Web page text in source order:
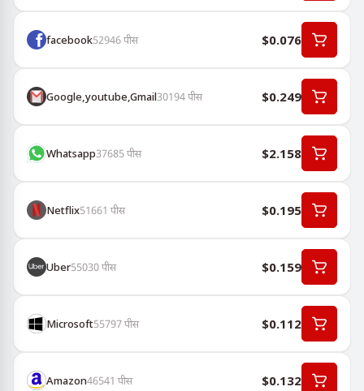
facebook52946पीस $0.076
Google,youtube,Gmail30194पीस $0.249
Whatsapp37685पीस $2.158
Netflix51661 पीस $0.195
Uber55030पीस $0.159
Microsoft55797पीस $0.112
Amazon46541 पीस $0.132